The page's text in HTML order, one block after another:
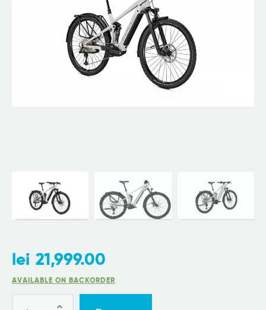
lei 21,999.00
AVAILABLE ON BACKORDER